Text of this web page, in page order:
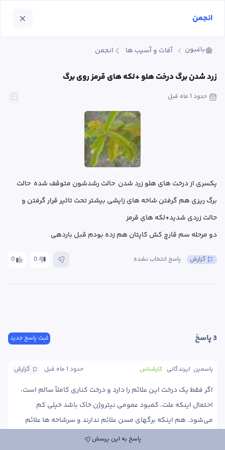
باغبون آفات و آسیب ها انجمن
زرد شدن برگ درخت هلو +لکه های قرمز روی برگ
حدود 1 ماه قبل
دو مرحله سم قارچ کش کاپتان هم زده بودم قبل باردهی
0 0 پاسخ انتخاب نشده گزارش
ثبت پاسخ جدید 3 پاسخ
گزارش حدود 1 ماه قبل کارشناس یاسمین  ایرندگانی
پاسخ به این پرسش
انجمن